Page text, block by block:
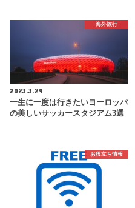
海外旅行
2023.3.29
一生に一度は行きたいヨーロッパ
の美しいサッカースタジアム3選
お役立ち情報